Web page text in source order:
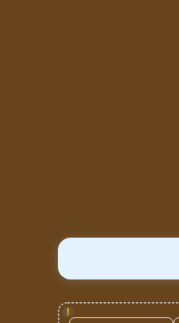
!